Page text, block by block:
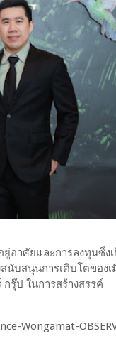
อาศัยและการลงทุนซึ่ง
บสนุนการเติบโตของเ
รุ๊ป ในการสร้างสรรค์